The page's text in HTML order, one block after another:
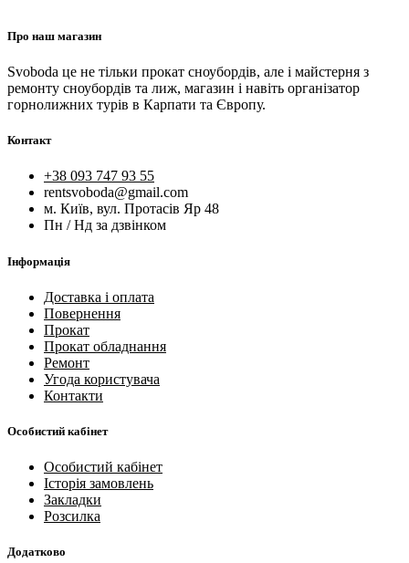
Про наш магазин
Svoboda це не тільки прокат сноубордів, але і майстерня з
ремонту сноубордів та лиж, магазин і навіть організатор
горнолижних турів в Карпати та Європу.
Контакт
+38 093 747 93 55
rentsvoboda@gmail.com
м. Київ, вул. Протасів Яр 48
Пн / Нд за дзвінком
Інформація
Доставка і оплата
Повернення
Прокат
Прокат обладнання
Ремонт
Угода користувача
Контакти
Особистий кабінет
Особистий кабінет
Історія замовлень
Закладки
Розсилка
Додатково